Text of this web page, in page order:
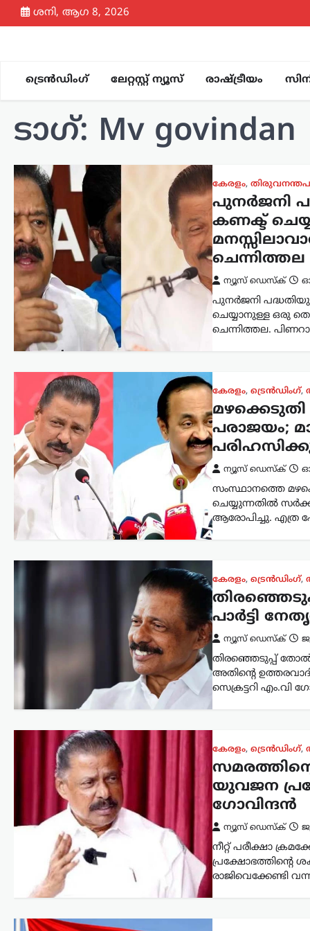
Skip
to
ശനി, ആഗ 8, 2026
ട്രെൻഡിംഗ് ലേറ്റസ്റ്റ് ന്യൂസ് രാഷ്ട്രീയം
ടാഗ്: Mv govindan
കേരളം,
പുനർജനി
കണക്ട്
ചെന്നിത്തല
ന്യൂസ് ഡെസ്ക്
പുനർജനി
ചെയ്യാനുള്ള ഒരു
ചെന്നിത്തല.
കേരളം,ട്രെൻഡിംഗ്,
പരാജയം;
ന്യൂസ് ഡെസ്ക്
സംസ്ഥാനത്തെ
ചെയ്യുന്നതിൽ
ആരോപിച്ചു. എത്ര
കേരളം,ട്രെൻഡിംഗ്,
പാർട്ടി
ന്യൂസ് ഡെസ്ക്
തിരഞ്ഞെടുപ്പ്
അതിന്റെ
സെക്രട്ടറി എം.വി
കേരളം,ട്രെൻഡിംഗ്,
യുവജന
ഗോവിന്ദൻ
ന്യൂസ് ഡെസ്ക്
നീറ്റ് പരീക്ഷാ
പ്രക്ഷോഭത്തിന്റെ
രാജിവെക്കേണ്ടി
കാസർഗോഡ്, കേരളം,വാർത്തകൾ
മദ്യപിച്ച് വാഹനമോടിച്ചു;